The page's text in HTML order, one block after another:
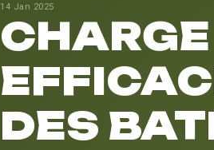
14 Jan 2025
DES